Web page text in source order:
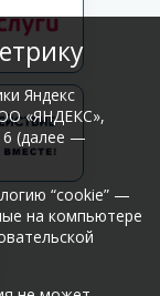
Яндекс
«ЯНДЕКС»,
(далее —
“cookie” —
на компьютере